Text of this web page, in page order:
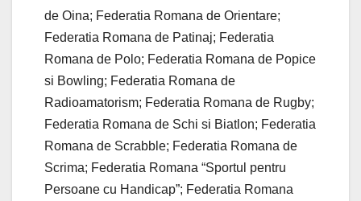
de Oina; Federatia Romana de Orientare;
Federatia Romana de Patinaj; Federatia
Romana de Polo; Federatia Romana de Popice
si Bowling; Federatia Romana de
Radioamatorism; Federatia Romana de Rugby;
Federatia Romana de Schi si Biatlon; Federatia
Romana de Scrabble; Federatia Romana de
Scrima; Federatia Romana “Sportul pentru
Persoane cu Handicap”; Federatia Romana